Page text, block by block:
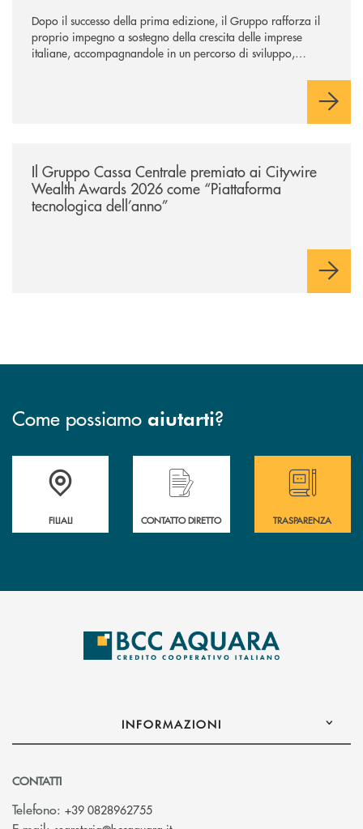
Dopo il successo della prima edizione, il Gruppo rafforza il
proprio impegno a sostegno della crescita delle imprese
italiane, accompagnandole in un percorso di sviluppo,
Il Gruppo Cassa Centrale premiato ai Citywire
Wealth Awards 2026 come “Piattaforma
tecnologica dell’anno”
Come possiamo aiutarti?
Trova la filiale più vicina a te
FILIALI
Hai bisogno di assistenza immediata ?
CONTATTO DIRETTO
Hai bisogno di
TRASPARENZA
INFORMAZIONI
CONTATTI
Telefono: +39 0828962755